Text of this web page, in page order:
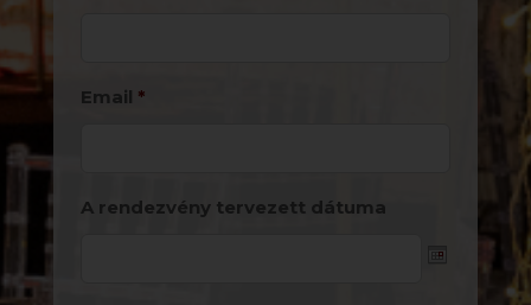
Email *
A rendezvény tervezett dátuma